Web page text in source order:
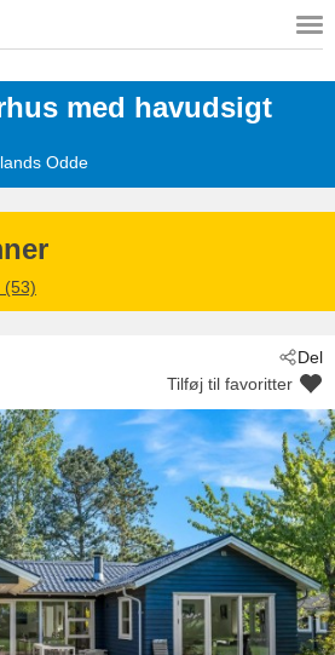
med havudsigt
Odde
(53)
Del
Tilføj til favoritter